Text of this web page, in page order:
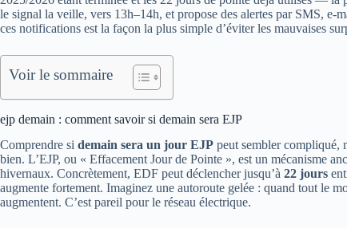
le signal la veille, vers 13h–14h, et propose des alertes par SMS,
ces notifications est la façon la plus simple d’éviter les mauvaises
Voir le sommaire
ejp demain : comment savoir si demain sera EJP
Comprendre si demain sera un jour EJP peut sembler compliqué,
bien. L’EJP, ou « Effacement Jour de Pointe », est un mécanisme
hivernaux. Concrètement, EDF peut déclencher jusqu’à 22 jours
augmente fortement. Imaginez une autoroute gelée : quand tout le
augmentent. C’est pareil pour le réseau électrique.